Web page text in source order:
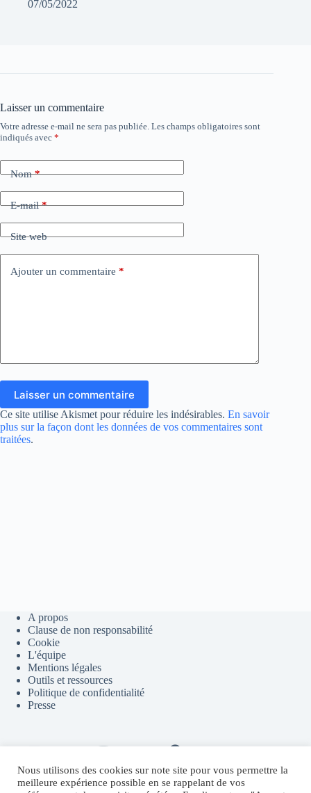
07/05/2022
Laisser un commentaire
Votre adresse e-mail ne sera pas publiée. Les champs obligatoires sont
indiqués avec *
Nom*
E-mail*
Site web
Ajouter un commentaire *
Laisser un commentaire
Ce site utilise Akismet pour réduire les indésirables. En savoir
plus sur la façon dont les données de vos commentaires sont
traitées.
A propos
Clause de non responsabilité
Cookie
L'équipe
Mentions légales
Outils et ressources
Politique de confidentialité
Presse
Discord
Flux RSS
Nous utilisons des cookies sur note site pour vous permettre la
meilleure expérience possible en se rappelant de vos